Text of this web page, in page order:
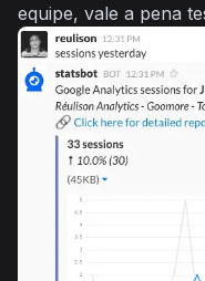
equipe, vale a pena